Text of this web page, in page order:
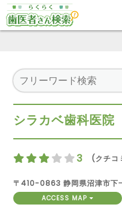
シラカベ歯科医院
3 (クチコ
〒410-0863 静岡県沼津市下
ACCESS MAP